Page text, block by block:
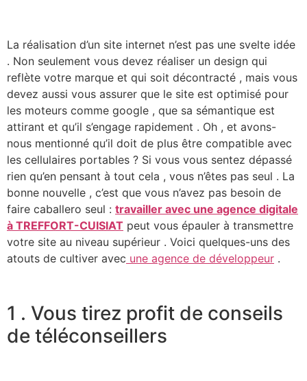
La réalisation d’un site internet n’est pas une svelte idée
. Non seulement vous devez réaliser un design qui
reflète votre marque et qui soit décontracté , mais vous
devez aussi vous assurer que le site est optimisé pour
les moteurs comme google , que sa sémantique est
attirant et qu’il s’engage rapidement . Oh , et avons-
nous mentionné qu’il doit de plus être compatible avec
les cellulaires portables ? Si vous vous sentez dépassé
rien qu’en pensant à tout cela , vous n’êtes pas seul . La
bonne nouvelle , c’est que vous n’avez pas besoin de
faire caballero seul : travailler avec une agence digitale
à TREFFORT-CUISIAT peut vous épauler à transmettre
votre site au niveau supérieur . Voici quelques-uns des
atouts de cultiver avec une agence de développeur .
1 . Vous tirez profit de conseils
de téléconseillers